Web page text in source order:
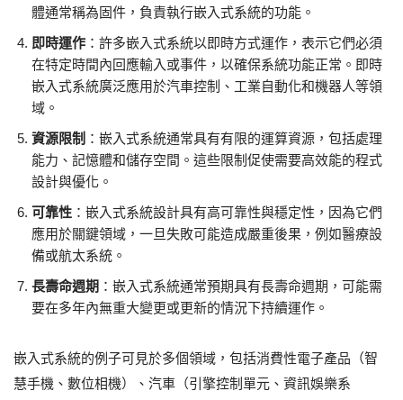
體通常稱為固件，負責執行嵌入式系統的功能。
即時運作 ：許多嵌入式系統以即時方式運作，表示它們必須
在特定時間內回應輸入或事件，以確保系統功能正常。即時
嵌入式系統廣泛應用於汽車控制、工業自動化和機器人等領
域。
資源限制 ：嵌入式系統通常具有有限的運算資源，包括處理
能力、記憶體和儲存空間。這些限制促使需要高效能的程式
設計與優化。
可靠性 ：嵌入式系統設計具有高可靠性與穩定性，因為它們
應用於關鍵領域，一旦失敗可能造成嚴重後果，例如醫療設
備或航太系統。
長壽命週期 ：嵌入式系統通常預期具有長壽命週期，可能需
要在多年內無重大變更或更新的情況下持續運作。
嵌入式系統的例子可見於多個領域，包括消費性電子產品（智
慧手機、數位相機）、汽車（引擎控制單元、資訊娛樂系